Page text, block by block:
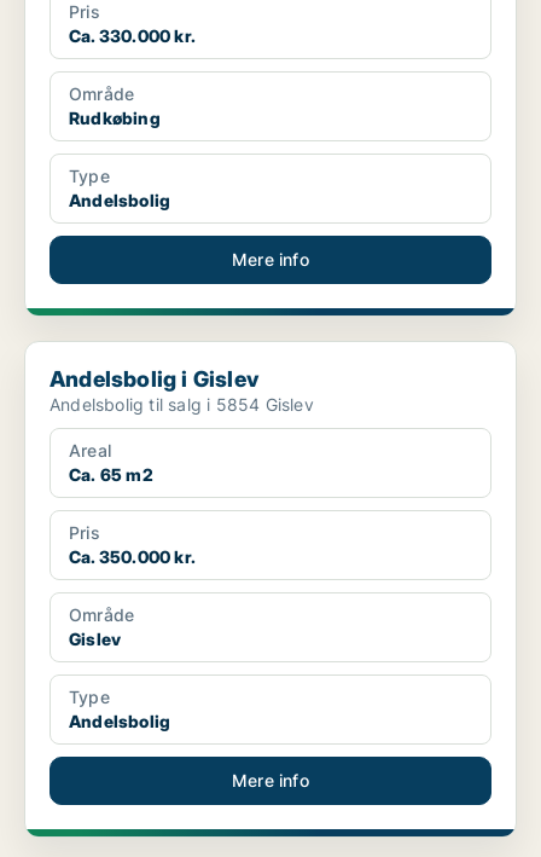
Pris
Ca. 330.000 kr.
Område
Rudkøbing
Type
Andelsbolig
Mere info
Andelsbolig i Gislev
Andelsbolig i Gislev
Andelsbolig til salg i 5854 Gislev
Areal
Ca. 65 m2
Pris
Ca. 350.000 kr.
Område
Gislev
Type
Andelsbolig
Mere info